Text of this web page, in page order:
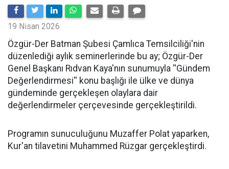
19 Nisan 2026
​Özgür-Der Batman Şubesi Çamlıca Temsilciliği'nin
düzenlediği aylık seminerlerinde bu ay; Özgür-Der
Genel Başkanı Rıdvan Kaya'nın sunumuyla ''Gündem
Değerlendirmesi'' konu başlığı ile ülke ve dünya
gündeminde gerçekleşen olaylara dair
değerlendirmeler çerçevesinde gerçekleştirildi.
Programın sunuculuğunu Muzaffer Polat yaparken,
Kur'an tilavetini Muhammed Rüzgar gerçekleştirdi.